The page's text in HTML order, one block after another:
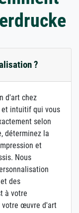
?
d'art chez
et intuitif qui vous
selon
déterminez la
et
Nous
des
à votre
votre œuvre d'art